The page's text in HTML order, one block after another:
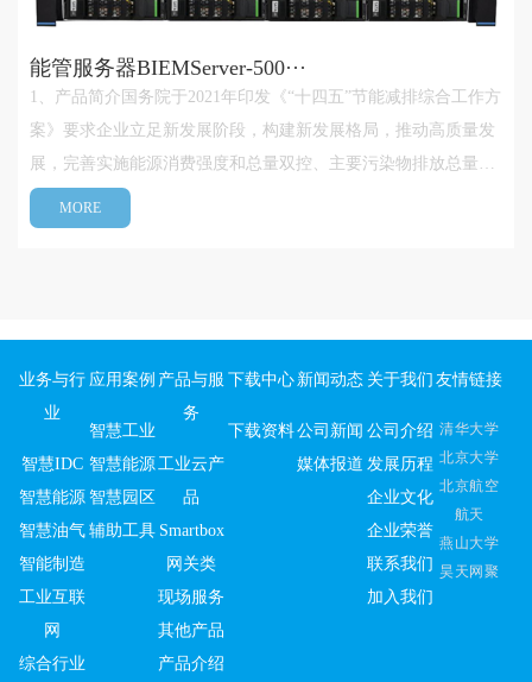
能管服务器BIEMServer-500···
1、产品简介国务院于2021年印发《“十四五”节能减排综合工作方
案》要求企业立足新发展阶段，构建新发展格局，推动高质量发
展，完善实施能源消费强度和总量双控、主要污染物排放总量控
制制度。实现节能、降碳、减污协同增效、生态环境质量持续改
善，确保完成“十四五”节能减排目标，为实现双碳(碳达峰、碳中
MORE
业务与行
业
智慧IDC
智慧能源
智慧油气
智能制造
工业互联
网
综合行业
应用案例
智慧工业
智慧能源
智慧园区
辅助工具
产品与服
务
工业云产
品
Smartbox
网关类
现场服务
其他产品
产品介绍
下载中心
下载资料
新闻动态
公司新闻
媒体报道
关于我们
公司介绍
发展历程
企业文化
企业荣誉
联系我们
加入我们
友情链接
清华大学
北京大学
北京航空
航天
燕山大学
昊天网聚